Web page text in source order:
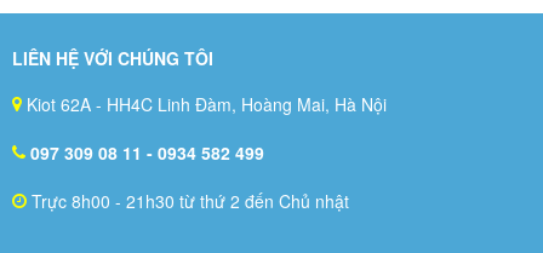
LIÊN HỆ VỚI CHÚNG TÔI
Kiot 62A - HH4C Linh Đàm, Hoàng Mai, Hà Nội
097 309 08 11 - 0934 582 499
Trực 8h00 - 21h30 từ thứ 2 đến Chủ nhật